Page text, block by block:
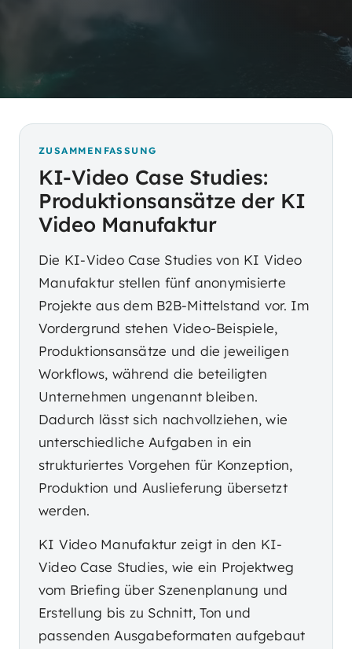
ZUSAMMENFASSUNG
KI-Video Case Studies:
Produktionsansätze der KI
Video Manufaktur
Die KI-Video Case Studies von KI Video
Manufaktur stellen fünf anonymisierte
Projekte aus dem B2B-Mittelstand vor. Im
Vordergrund stehen Video-Beispiele,
Produktionsansätze und die jeweiligen
Workflows, während die beteiligten
Unternehmen ungenannt bleiben.
Dadurch lässt sich nachvollziehen, wie
unterschiedliche Aufgaben in ein
strukturiertes Vorgehen für Konzeption,
Produktion und Auslieferung übersetzt
werden.
KI Video Manufaktur zeigt in den KI-
Video Case Studies, wie ein Projektweg
vom Briefing über Szenenplanung und
Erstellung bis zu Schnitt, Ton und
passenden Ausgabeformaten aufgebaut